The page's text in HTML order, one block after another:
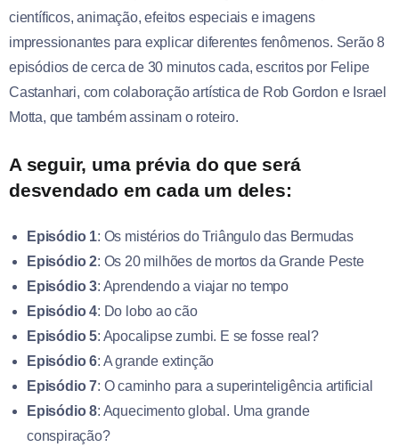
científicos, animação, efeitos especiais e imagens
impressionantes para explicar diferentes fenômenos. Serão 8
episódios de cerca de 30 minutos cada, escritos por Felipe
Castanhari, com colaboração artística de Rob Gordon e Israel
Motta, que também assinam o roteiro.
A seguir, uma prévia do que será
desvendado em cada um deles:
Episódio 1: Os mistérios do Triângulo das Bermudas
Episódio 2: Os 20 milhões de mortos da Grande Peste
Episódio 3: Aprendendo a viajar no tempo
Episódio 4: Do lobo ao cão
Episódio 5: Apocalipse zumbi. E se fosse real?
Episódio 6: A grande extinção
Episódio 7: O caminho para a superinteligência artificial
Episódio 8: Aquecimento global. Uma grande
conspiração?